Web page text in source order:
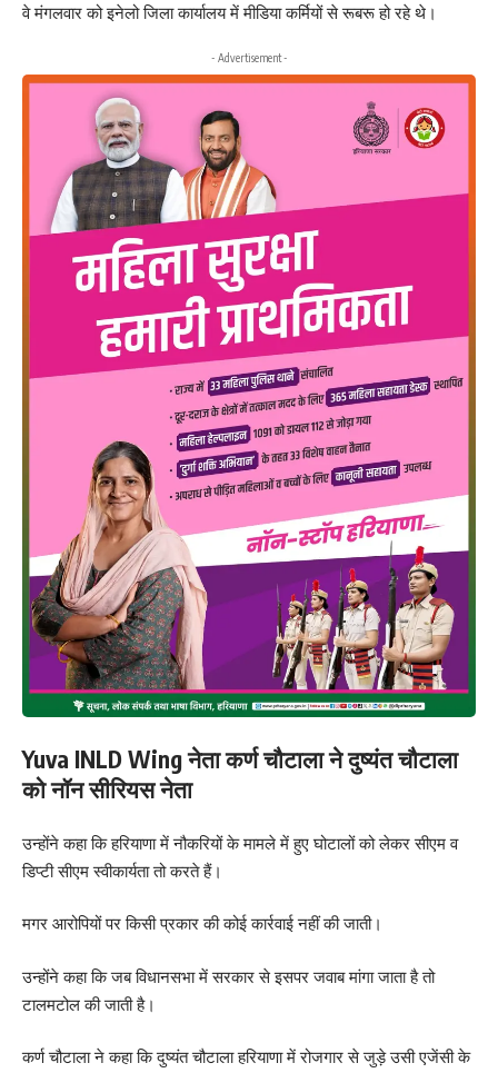
वे मंगलवार को इनेलो जिला कार्यालय में मीडिया कर्मियों से रूबरू हो रहे थे।
- Advertisement -
Yuva INLD Wing नेता कर्ण चौटाला ने दुष्यंत चौटाला
को नॉन सीरियस नेता
उन्होंने कहा कि हरियाणा में नौकरियों के मामले में हुए घोटालों को लेकर सीएम व
डिप्टी सीएम स्वीकार्यता तो करते हैं।
मगर आरोपियों पर किसी प्रकार की कोई कार्रवाई नहीं की जाती।
उन्होंने कहा कि जब विधानसभा में सरकार से इसपर जवाब मांगा जाता है तो
टालमटोल की जाती है।
कर्ण चौटाला ने कहा कि दुष्यंत चौटाला हरियाणा में रोजगार से जुड़े उसी एजेंसी के